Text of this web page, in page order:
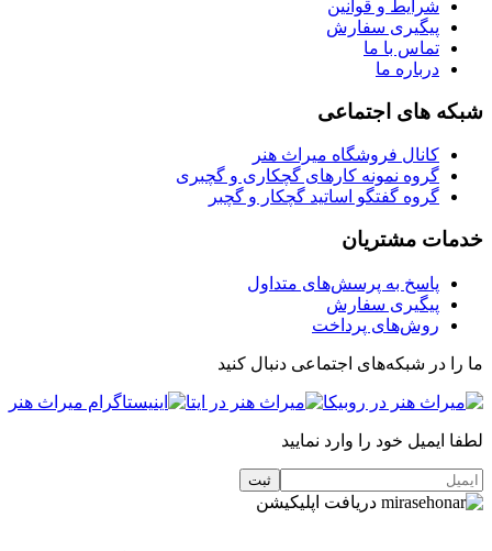
شرایط و قوانین
پیگیری سفارش
تماس با ما
درباره ما
شبکه های اجتماعی
کانال فروشگاه میراث هنر
گروه نمونه کارهای گچکاری و گچبری
گروه گفتگو اساتید گچکار و گچبر
خدمات مشتریان
پاسخ به پرسش‌های متداول
پیگیری سفارش
روش‌های پرداخت
ما را در شبکه‌های اجتماعی دنبال کنید
لطفا ایمیل خود را وارد نمایید
دریافت اپلیکیشن